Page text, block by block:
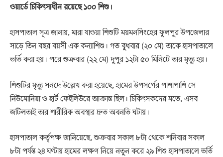
ওয়ার্ডে চিকিৎসাধীন রয়েছে ১০০ শিশু।
হাসপাতাল সূত্র জানায়, মারা যাওয়া শিশুটি ময়মনসিংহের ফুলপুর উপজেলার
সাড়ে তিন বছর বয়সী এক কন্যাশিশু। গত বুধবার (২০ মে) তাকে হাসপাতালে
ভর্তি করা হয়। পরে শুক্রবার (২২ মে) দুপুর ১২টা ৫০ মিনিটে তার মৃত্যু হয়।
শিশুটির মৃত্যু সনদে উল্লেখ করা হয়েছে, হামের উপসর্গের পাশাপাশি সে
নিউমোনিয়া ও হার্ট ফেইলিউরে আক্রান্ত ছিল। চিকিৎসকদের মতে, এসব
জটিলতাই তার শারীরিক অবস্থার দ্রুত অবনতি ঘটায়।
হাসপাতাল কর্তৃপক্ষ জানিয়েছে, শুক্রবার সকাল ৮টা থেকে শনিবার সকাল
৮টা পর্যন্ত ২৪ ঘণ্টায় হামের লক্ষণ নিয়ে নতুন করে ২৯ শিশু হাসপাতালে ভর্তি